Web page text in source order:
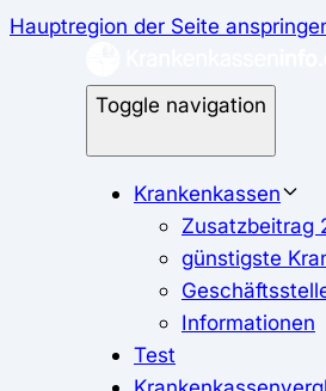
Hauptregion der Seite
Toggle navigation
Krankenkassen
Zusatzbeitrag
günstigste
Informationen
Test